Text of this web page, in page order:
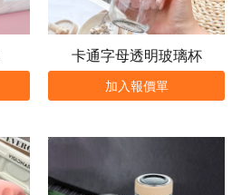
卡通字母透明玻璃杯
加入報價單